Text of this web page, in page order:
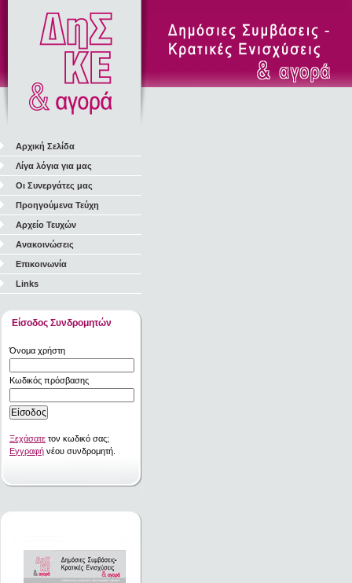
Αρχική Σελίδα
Λίγα λόγια για μας
Οι Συνεργάτες μας
Προηγούμενα Τεύχη
Αρχείο Τευχών
Ανακοινώσεις
Επικοινωνία
Links
Είσοδος Συνδρομητών
Όνομα χρήστη
Κωδικός πρόσβασης
Ξεχάσατε τον κωδικό σας;
Εγγραφή νέου συνδρομητή.